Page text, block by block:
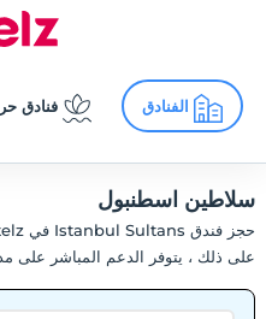
الفنادق فنادق
سلاطين اسطنبول
على ذلك ، يتوفر الدعم المباشر على